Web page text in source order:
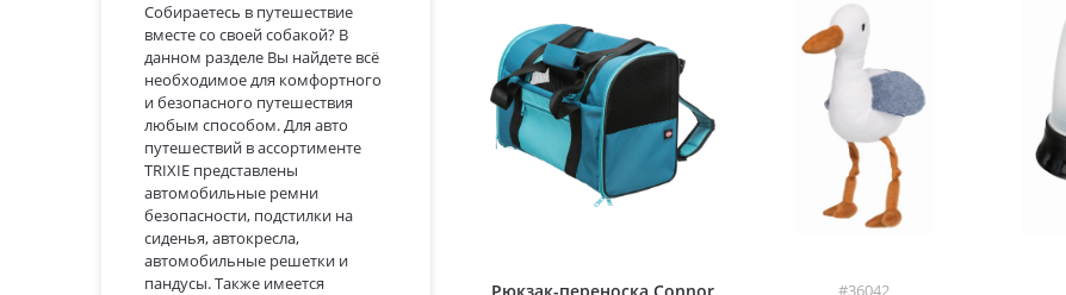
Собираетесь в путешествие
вместе со своей собакой? В
данном разделе Вы найдете всё
необходимое для комфортного
и безопасного путешествия
любым способом. Для авто
путешествий в ассортименте
TRIXIE представлены
автомобильные ремни
безопасности, подстилки на
сиденья, автокресла,
автомобильные решетки и
пандусы. Также имеется
#36042